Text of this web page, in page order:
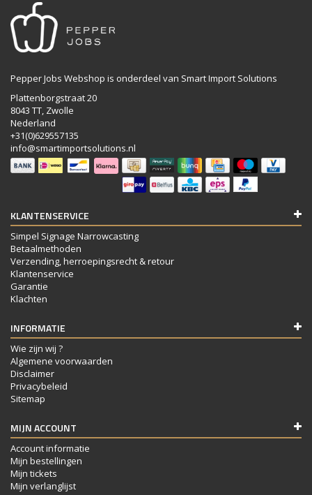
Pepper Jobs Webshop is onderdeel van Smart Import Solutions
Plattenborgstraat 20
8043 TT, Zwolle
Nederland
+31(0)629557135
info@smartimportsolutions.nl
KLANTENSERVICE
Simpel Signage Narrowcasting
Betaalmethoden
Verzending, herroepingsrecht & retour
Klantenservice
Garantie
Klachten
INFORMATIE
Wie zijn wij ?
Algemene voorwaarden
Disclaimer
Privacybeleid
Sitemap
MIJN ACCOUNT
Account informatie
Mijn bestellingen
Mijn tickets
Mijn verlanglijst